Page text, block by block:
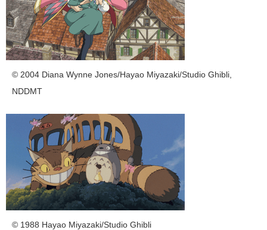
© 2004 Diana Wynne Jones/Hayao Miyazaki/Studio Ghibli,
NDDMT
© 1988 Hayao Miyazaki/Studio Ghibli